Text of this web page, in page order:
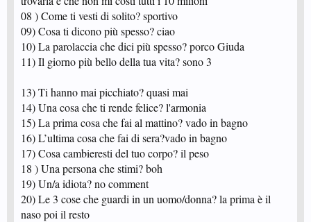
08 ) Come ti vesti di solito? sportivo
09) Cosa ti dicono più spesso? ciao
10) La parolaccia che dici più spesso? porco Giuda
11) Il giorno più bello della tua vita? sono 3
13) Ti hanno mai picchiato? quasi mai
14) Una cosa che ti rende felice? l'armonia
15) La prima cosa che fai al mattino? vado in bagno
16) L’ultima cosa che fai di sera?vado in bagno
17) Cosa cambieresti del tuo corpo? il peso
18 ) Una persona che stimi? boh
19) Un/a idiota? no comment
20) Le 3 cose che guardi in un uomo/donna? la prima è il
naso poi il resto